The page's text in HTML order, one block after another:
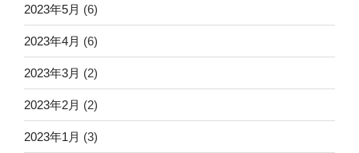
2023年5月 (6)
2023年4月 (6)
2023年3月 (2)
2023年2月 (2)
2023年1月 (3)